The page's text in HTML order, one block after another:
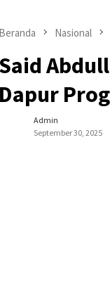
Beranda Nasional
Said
Dapur
Admin
September 30, 2025